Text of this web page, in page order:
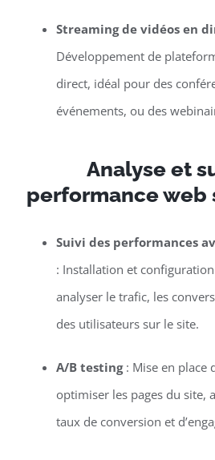
Streaming de vidéos en
Développement de
direct, idéal pour des
événements, ou des
Analyse et
performance web
Suivi des performances
: Installation et
analyser le trafic, les
des utilisateurs sur le site.
A/B testing: Mise en place
optimiser les pages du site,
taux de conversion et